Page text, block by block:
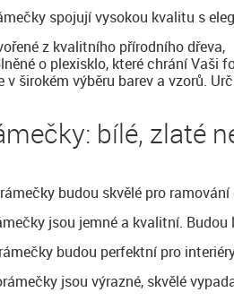
spojují vysokou kvalitu s
z kvalitního přírodního dřeva,
o plexisklo, které chrání Vaši
v širokém výběru barev a vzorů.
bílé, zlaté
budou skvělé pro
jsou jemné a kvalitní.
budou perfektní pro
jsou výrazné, skvělé